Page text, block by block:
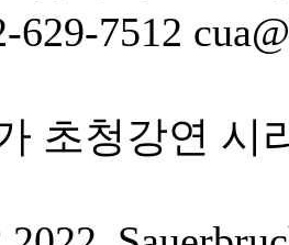
629-7512
초청강연 시